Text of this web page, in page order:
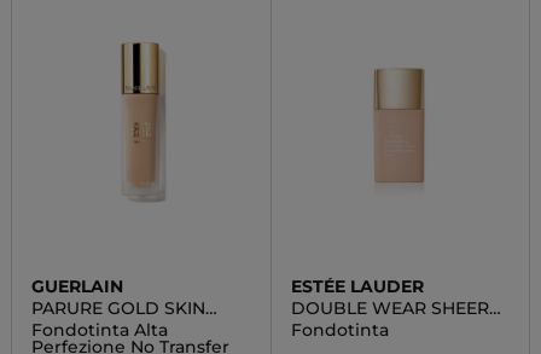
GUERLAIN
PARURE GOLD SKIN
MATTE
Fondotinta Alta
Perfezione No Transfer
ESTÉE LAUDER
DOUBLE WEAR SHEER
MATTE
Fondotinta